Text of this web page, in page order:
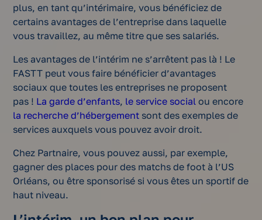
plus, en tant qu’intérimaire, vous bénéficiez de
certains avantages de l’entreprise dans laquelle
vous travaillez, au même titre que ses salariés.
Les avantages de l’intérim ne s’arrêtent pas là ! Le
FASTT peut vous faire bénéficier d’avantages
sociaux que toutes les entreprises ne proposent
pas ! La garde d’enfants, le service social ou encore
la recherche d’hébergement sont des exemples de
services auxquels vous pouvez avoir droit.
Chez Partnaire, vous pouvez aussi, par exemple,
gagner des places pour des matchs de foot à l’US
Orléans, ou être sponsorisé si vous êtes un sportif de
haut niveau.